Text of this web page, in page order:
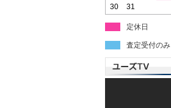
30
31
定休日
査定受付のみ